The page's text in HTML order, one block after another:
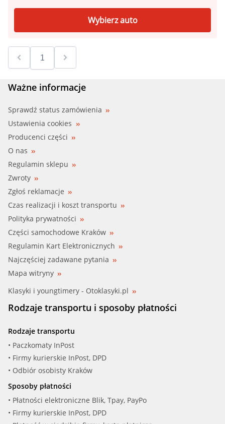
Wybierz auto
Ważne informacje
Sprawdź status zamówienia
Ustawienia cookies
Producenci części
O nas
Regulamin sklepu
Zwroty
Zgłoś reklamacje
Czas realizacji i koszt transportu
Polityka prywatności
Części samochodowe Kraków
Regulamin Kart Elektronicznych
Najczęściej zadawane pytania
Mapa witryny
Klasyki i youngtimery - Otoklasyki.pl
Rodzaje transportu i sposoby płatności
Rodzaje transportu
• Paczkomaty InPost
• Firmy kurierskie InPost, DPD
• Odbiór osobisty Kraków
Sposoby płatności
• Płatności elektroniczne Blik, Tpay, PayPo
• Firmy kurierskie InPost, DPD